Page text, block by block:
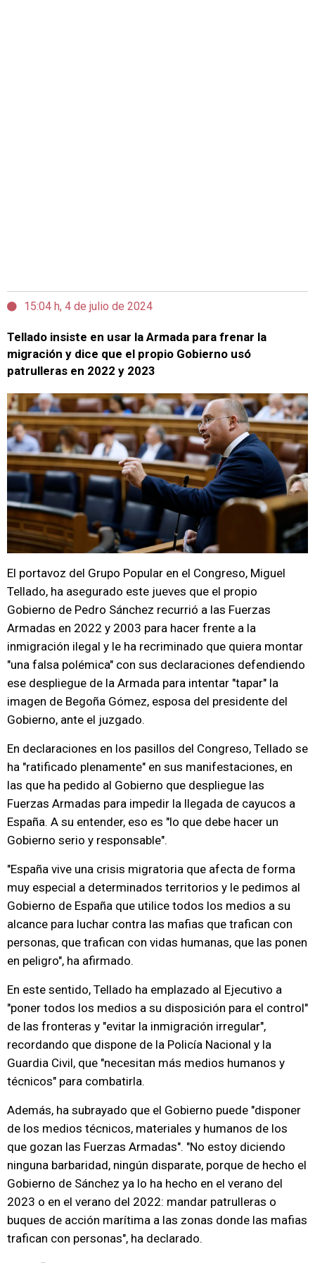
15:04 h, 4 de julio de 2024
Tellado insiste en usar la Armada para frenar la
migración y dice que el propio Gobierno usó
patrulleras en 2022 y 2023
El portavoz del Grupo Popular en el Congreso, Miguel
Tellado, ha asegurado este jueves que el propio
Gobierno de Pedro Sánchez recurrió a las Fuerzas
Armadas en 2022 y 2003 para hacer frente a la
inmigración ilegal y le ha recriminado que quiera montar
"una falsa polémica" con sus declaraciones defendiendo
ese despliegue de la Armada para intentar "tapar" la
imagen de Begoña Gómez, esposa del presidente del
Gobierno, ante el juzgado.
En declaraciones en los pasillos del Congreso, Tellado se
ha "ratificado plenamente" en sus manifestaciones, en
las que ha pedido al Gobierno que despliegue las
Fuerzas Armadas para impedir la llegada de cayucos a
España. A su entender, eso es "lo que debe hacer un
Gobierno serio y responsable".
"España vive una crisis migratoria que afecta de forma
muy especial a determinados territorios y le pedimos al
Gobierno de España que utilice todos los medios a su
alcance para luchar contra las mafias que trafican con
personas, que trafican con vidas humanas, que las ponen
en peligro", ha afirmado.
En este sentido, Tellado ha emplazado al Ejecutivo a
"poner todos los medios a su disposición para el control"
de las fronteras y "evitar la inmigración irregular",
recordando que dispone de la Policía Nacional y la
Guardia Civil, que "necesitan más medios humanos y
técnicos" para combatirla.
Además, ha subrayado que el Gobierno puede "disponer
de los medios técnicos, materiales y humanos de los
que gozan las Fuerzas Armadas". "No estoy diciendo
ninguna barbaridad, ningún disparate, porque de hecho el
Gobierno de Sánchez ya lo ha hecho en el verano del
2023 o en el verano del 2022: mandar patrulleras o
buques de acción marítima a las zonas donde las mafias
trafican con personas", ha declarado.